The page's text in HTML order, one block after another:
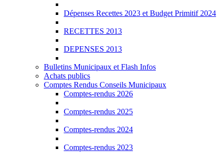
Dépenses Recettes 2023 et Budget Primitif 2024
RECETTES 2013
DEPENSES 2013
Bulletins Municipaux et Flash Infos
Achats publics
Comptes Rendus Conseils Municipaux
Comptes-rendus 2026
Comptes-rendus 2025
Comptes-rendus 2024
Comptes-rendus 2023